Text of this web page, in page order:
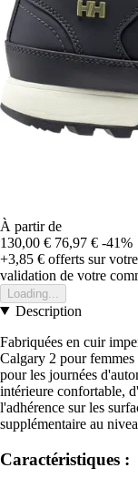
À partir de
130,00 € 76,97 € -41%
+3,85 € offerts sur
validation de votre
Loading...
Description
Fabriquées en cuir
Calgary 2 pour femmes
pour les journées
intérieure confortable,
l'adhérence sur les
supplémentaire au
Caractéristiques :